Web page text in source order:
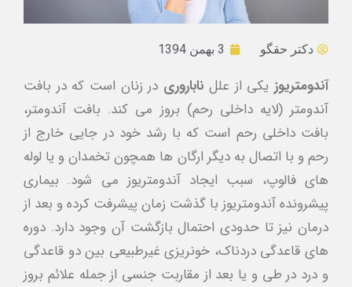
دکتر حقگو 3 بهمن 1394
آندومتریوزیکی از علل ناباروری در زنان است که در بافت
آندومتر (لایه داخلی رحم) بروز می کند. بافت آندومتر،
بافت داخلی رحم است که با رشد خود در جایی خارج از
رحم و با اتصال به دیگر ارگان ها همچون تخمدان و یا لوله
های فالوپ، سبب ایجاد آندومتریوز می شود. بیماری
پیشرونده آندومتریوز با گذشت زمان پیشرفت کرده و بعد از
درمان نیز تا حدودی احتمال بازگشت آن وجود دارد. دوره
های قاعدگی دردناک، خونریزی غیرطبیعی بین دو قاعدگی
و درد در طی و یا بعد از مقاربت جنسی از جمله علائم بروز